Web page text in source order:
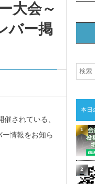
大会～
バー掲
催されている、
情報をお知ら
本日
1
2